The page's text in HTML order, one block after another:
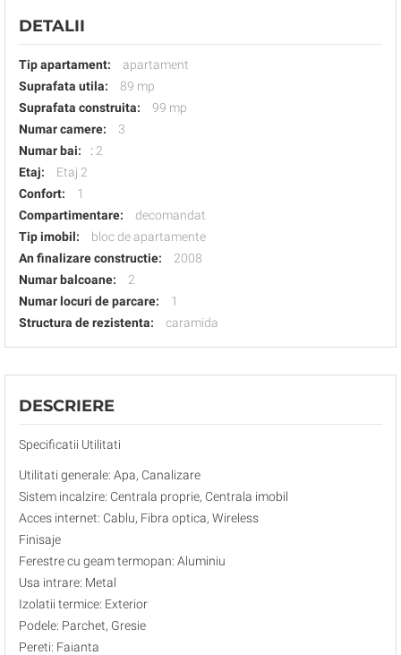
DETALII
Tip apartament:
apartament
Suprafata utila:
89 mp
Suprafata construita:
99 mp
Numar camere:
3
Numar bai:
: 2
Etaj:
Etaj 2
Confort:
1
Compartimentare:
decomandat
Tip imobil:
bloc de apartamente
An finalizare constructie:
2008
Numar balcoane:
2
Numar locuri de parcare:
1
Structura de rezistenta:
caramida
DESCRIERE
Specificatii Utilitati
Utilitati generale: Apa, Canalizare
Sistem incalzire: Centrala proprie, Centrala imobil
Acces internet: Cablu, Fibra optica, Wireless
Finisaje
Ferestre cu geam termopan: Aluminiu
Usa intrare: Metal
Izolatii termice: Exterior
Podele: Parchet, Gresie
Pereti: Faianta